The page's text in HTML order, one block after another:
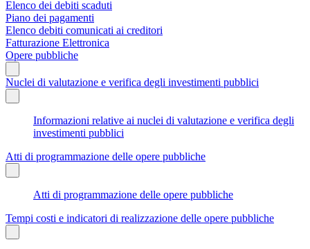
Elenco dei debiti scaduti
Piano dei pagamenti
Elenco debiti comunicati ai creditori
Fatturazione Elettronica
Opere pubbliche
Nuclei di valutazione e verifica degli investimenti pubblici
Informazioni relative ai nuclei di valutazione e verifica degli
investimenti pubblici
Atti di programmazione delle opere pubbliche
Atti di programmazione delle opere pubbliche
Tempi costi e indicatori di realizzazione delle opere pubbliche